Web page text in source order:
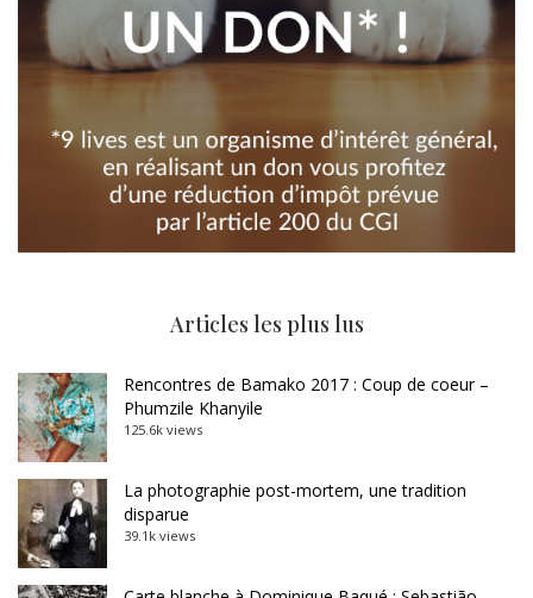
Articles les plus lus
Rencontres de Bamako 2017 : Coup de coeur –
Phumzile Khanyile
125.6k views
La photographie post-mortem, une tradition
disparue
39.1k views